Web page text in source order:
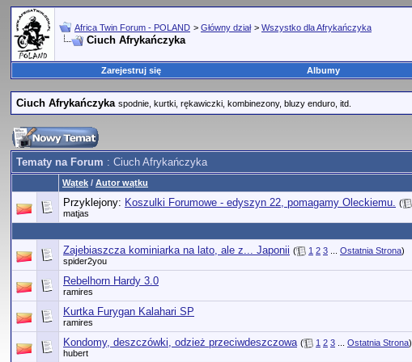
Africa Twin Forum - POLAND > Główny dział > Wszystko dla Afrykańczyka
Ciuch Afrykańczyka
Zarejestruj się Albumy
Ciuch Afrykańczyka spodnie, kurtki, rękawiczki, kombinezony, bluzy enduro, itd.
Tematy na Forum : Ciuch Afrykańczyka
Wątek / Autor wątku
Przyklejony: Koszulki Forumowe - edyszyn 22, pomagamy Oleckiemu. (
matjas
Zajebiaszcza kominiarka na lato, ale z... Japonii ( 1 2 3 Ostatnia Strona)
spider2you
Rebelhorn Hardy 3.0
ramires
Kurtka Furygan Kalahari SP
ramires
Kondomy, deszczówki, odzież przeciwdeszczowa ( 1 2 3 Ostatnia Strona)
hubert